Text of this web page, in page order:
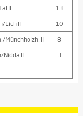
II
13
Lich II
10
Münchholzh. II
8
Nidda II
3